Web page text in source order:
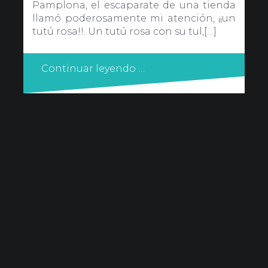
Pamplona, el escaparate de una tienda
llamó poderosamente mi atención, ¡¡un
tutú rosa!!. Un tutú rosa con su tul,[…]
Continuar leyendo …